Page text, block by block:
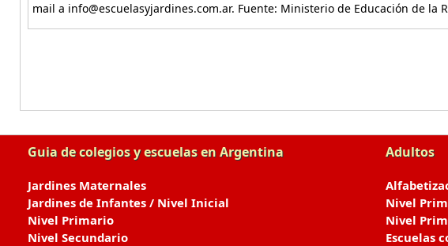
mail a info@escuelasyjardines.com.ar. Fuente: Ministerio de Educación de la
Guia de colegios y escuelas en Argentina
Jardines Maternales
Jardines de Infantes / Nivel Inicial
Nivel Primario
Nivel Secundario
Adultos
Nivel
Nivel
Escuelas